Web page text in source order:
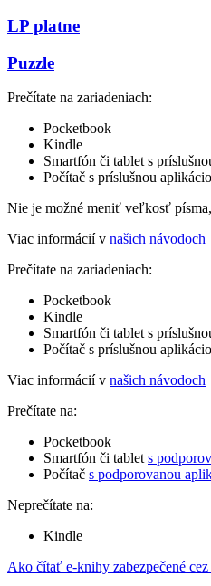
LP platne
Puzzle
Prečítate na zariadeniach:
Pocketbook
Kindle
Smartfón či tablet s
Počítač s príslušnou
Nie je možné meniť veľkosť
Viac informácií v našich návodoch
Prečítate na zariadeniach:
Pocketbook
Kindle
Smartfón či tablet s
Počítač s príslušnou
Viac informácií v našich návodoch
Prečítate na:
Pocketbook
Smartfón či tablet s
Počítač s podporovanou
Neprečítate na:
Kindle
Ako čítať e-knihy zabezpečené